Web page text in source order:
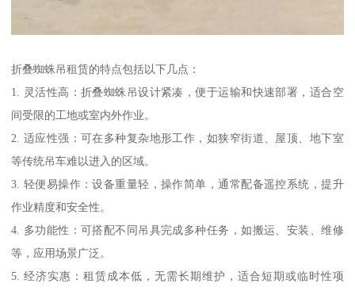
折叠蜘蛛吊租赁的特点包括以下几点：
1. 灵活性高：折叠蜘蛛吊设计紧凑，便于运输和快速部署，适合空
间受限的工地或室内外作业。
2. 适应性强：可在多种复杂地形工作，如狭窄街道、屋顶、地下室
等传统吊车难以进入的区域。
3. 轻便易操作：设备重量轻，操作简单，通常配备遥控系统，提升
作业精度和安全性。
4. 多功能性：可搭配不同吊具完成多种任务，如搬运、安装、维修
等，应用场景广泛。
5. 经济实惠：租赁成本低，无需长期维护，适合短期或临时性项